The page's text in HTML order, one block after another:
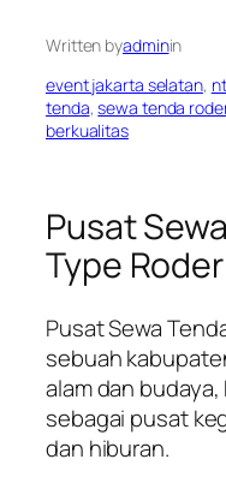
Written byadminin
event jakarta selatan,
tenda, sewa tenda
berkualitas
Pusat
Type
Pusat Sewa
sebuah
alam dan
sebagai pusat
dan hiburan.